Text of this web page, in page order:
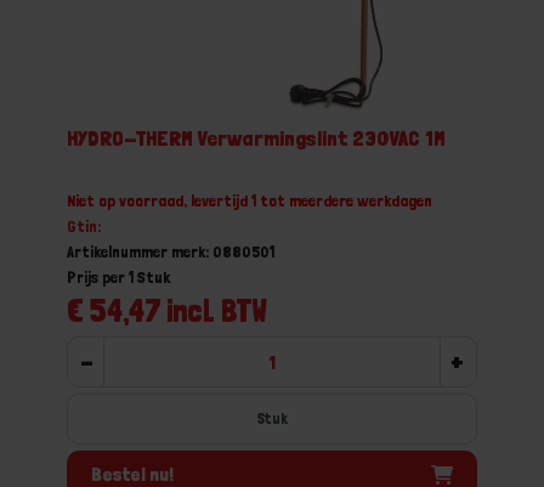
HYDRO-THERM Verwarmingslint 230VAC 1M
Niet op voorraad, levertijd 1 tot meerdere werkdagen
Gtin:
Artikelnummer merk: 0880501
€ 54,47 incl. BTW
Prijs per 1 Stuk
- +
Stuk
Bestel nu!